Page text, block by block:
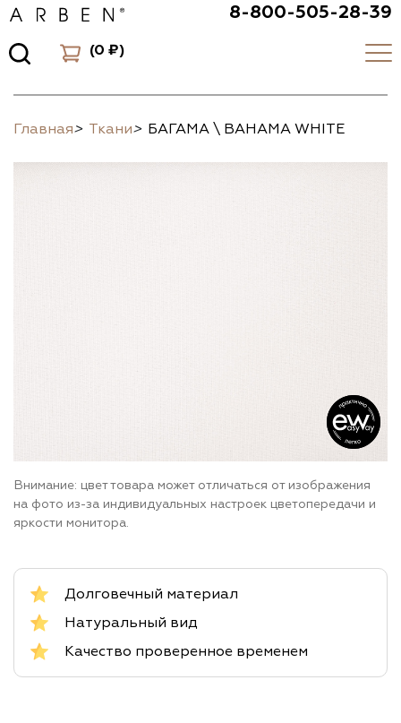
8-800-505-28-39
(0 ₽)
Главная> Ткани> БАГАМА \ BAHAMA WHITE
Внимание: цвет товара может отличаться от изображения
на фото из-за индивидуальных настроек цветопередачи и
яркости монитора.
Долговечный материал
Натуральный вид
Качество проверенное временем